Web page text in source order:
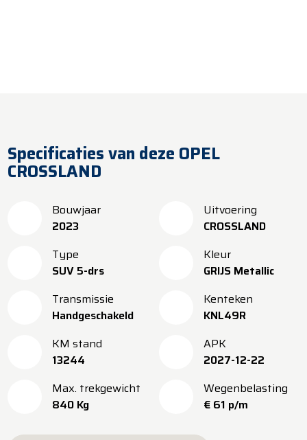
Specificaties van deze OPEL
CROSSLAND
Bouwjaar
2023
Uitvoering
CROSSLAND
Type
SUV 5-drs
Kleur
GRIJS Metallic
Transmissie
Handgeschakeld
Kenteken
KNL49R
KM stand
13244
APK
2027-12-22
Max. trekgewicht
840 Kg
Wegenbelasting
€ 61 p/m